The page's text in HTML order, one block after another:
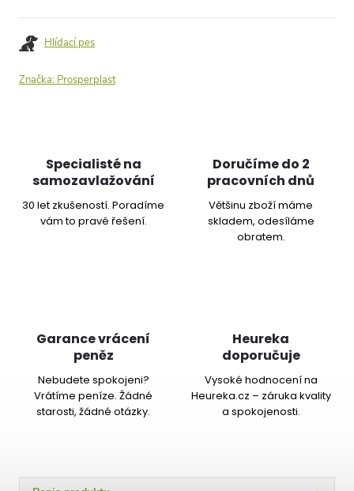
Hlídací pes
Značka: Prosperplast
Specialisté na
samozavlažování
30 let zkušeností. Poradíme
vám to pravé řešení.
Doručíme do 2
pracovních dnů
Většinu zboží máme
skladem, odesíláme
obratem.
Garance vrácení
peněz
Nebudete spokojeni?
Vrátíme peníze. Žádné
starosti, žádné otázky.
Heureka
doporučuje
Vysoké hodnocení na
Heureka.cz – záruka kvality
a spokojenosti.